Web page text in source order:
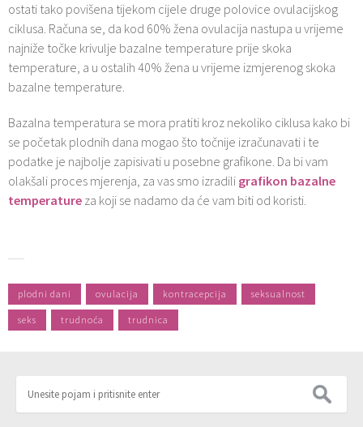
ostati tako povišena tijekom cijele druge polovice ovulacijskog
ciklusa. Računa se, da kod 60% žena ovulacija nastupa u vrijeme
najniže točke krivulje bazalne temperature prije skoka
temperature, a u ostalih 40% žena u vrijeme izmjerenog skoka
bazalne temperature.
Bazalna temperatura se mora pratiti kroz nekoliko ciklusa kako bi
se početak plodnih dana mogao što točnije izračunavati i te
podatke je najbolje zapisivati u posebne grafikone. Da bi vam
olakšali proces mjerenja, za vas smo izradili grafikon bazalne
temperature za koji se nadamo da će vam biti od koristi.
plodni dani ovulacija kontracepcija seksualnost
seks trudnoća trudnica